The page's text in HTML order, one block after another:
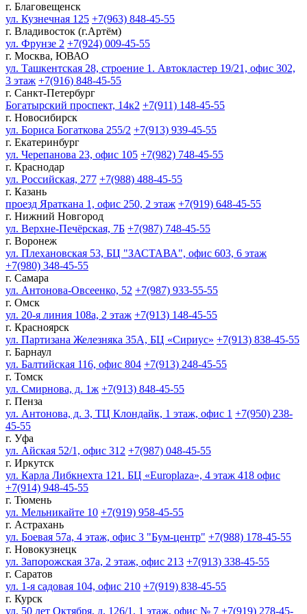
г. Благовещенск
ул. Кузнечная 125 +7(963) 848-45-55
г. Владивосток (г.Артём)
ул. Фрунзе 2 +7(924) 009-45-55
г. Москва, ЮВАО
ул. Ташкентская 28, строение 1. Автокластер 19/21, офис 302,
3 этаж +7(916) 848-45-55
г. Санкт-Петербург
Богатырский проспект, 14к2 +7(911) 148-45-55
г. Новосибирск
ул. Бориса Богаткова 255/2 +7(913) 939-45-55
г. Екатеринбург
ул. Черепанова 23, офис 105 +7(982) 748-45-55
г. Краснодар
ул. Российская, 277 +7(988) 488-45-55
г. Казань
проезд Яраткана 1, офис 250, 2 этаж +7(919) 648-45-55
г. Нижний Новгород
ул. Верхне-Печёрская, 7Б +7(987) 748-45-55
г. Воронеж
ул. Плехановская 53, БЦ "ЗАСТАВА", офис 603, 6 этаж
+7(980) 348-45-55
г. Самара
ул. Антонова-Овсеенко, 52 +7(987) 933-55-55
г. Омск
ул. 20-я линия 108а, 2 этаж +7(913) 148-45-55
г. Красноярск
ул. Партизана Железняка 35А, БЦ «Сириус» +7(913) 838-45-55
г. Барнаул
ул. Балтийская 116, офис 804 +7(913) 248-45-55
г. Томск
ул. Смирнова, д. 1ж +7(913) 848-45-55
г. Пенза
ул. Антонова, д. 3, ТЦ Клондайк, 1 этаж, офис 1 +7(950) 238-
45-55
г. Уфа
ул. Айская 52/1, офис 312 +7(987) 048-45-55
г. Иркутск
ул. Карла Либкнехта 121. БЦ «Europlaza», 4 этаж 418 офис
+7(914) 948-45-55
г. Тюмень
ул. Мельникайте 10 +7(919) 958-45-55
г. Астрахань
ул. Боевая 57а, 4 этаж, офис 3 "Бум-центр" +7(988) 178-45-55
г. Новокузнецк
ул. Запорожская 37а, 2 этаж, офис 213 +7(913) 338-45-55
г. Саратов
ул. 1-я садовая 104, офис 210 +7(919) 838-45-55
г. Курск
ул. 50 лет Октября, д. 126/1, 1 этаж, офис № 7 +7(919) 278-45-